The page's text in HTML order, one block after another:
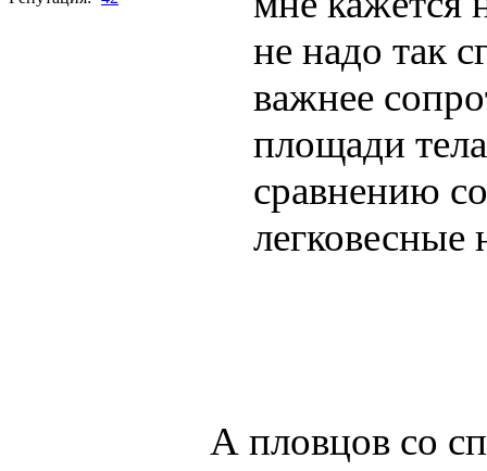
не надо так
важнее
площади
сравнению
легковесные
А пловцов со